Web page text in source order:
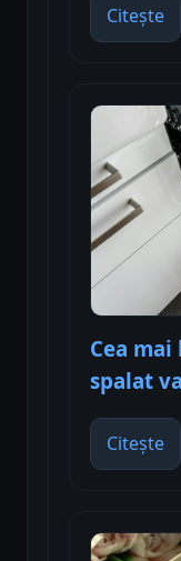
Citește
Cea
spalat
Citește